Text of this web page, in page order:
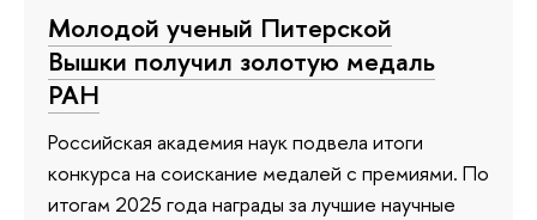
Молодой ученый Питерской
Вышки получил золотую медаль
РАН
Российская академия наук подвела итоги
конкурса на соискание медалей с премиями. По
итогам 2025 года награды за лучшие научные